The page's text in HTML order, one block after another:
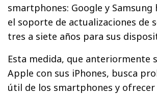
smartphones: Google y Samsung
el soporte de actualizaciones de
tres a siete años para sus
Esta medida, que anteriormente
Apple con sus iPhones, busca
útil de los smartphones y ofrecer